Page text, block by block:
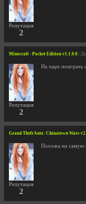
Репутация
2
Minecraft - Pocket Edition v1.1.0.0 |
Репутация
2
На паре поиграть
Grand Theft Auto: Chinatown Wars
Репутация
2
Похожа на самую